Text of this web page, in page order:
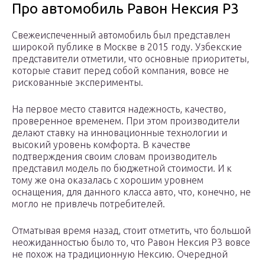
Про автомобиль Равон Нексия Р3
Свежеиспеченный автомобиль был представлен
широкой публике в Москве в 2015 году. Узбекские
представители отметили, что основные приоритеты,
которые ставит перед собой компания, вовсе не
рискованные эксперименты.
На первое место ставится надежность, качество,
проверенное временем. При этом производители
делают ставку на инновационные технологии и
высокий уровень комфорта. В качестве
подтверждения своим словам производитель
представил модель по бюджетной стоимости. И к
тому же она оказалась с хорошим уровнем
оснащения, для данного класса авто, что, конечно, не
могло не привлечь потребителей.
Отматывая время назад, стоит отметить, что большой
неожиданностью было то, что Равон Нексия Р3 вовсе
не похож на традиционную Нексию. Очередной